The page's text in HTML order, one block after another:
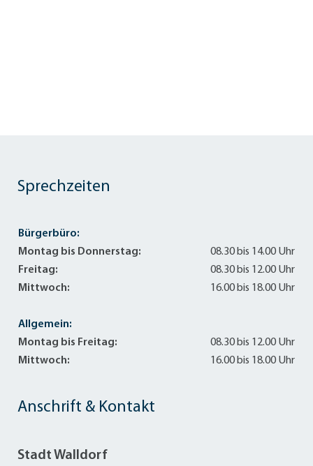
Anschrift & Kontakt
Stadt Walldorf
Sprechzeiten
Bürgerbüro:
Montag bis Donnerstag:
08.30 bis 14.00 Uhr
Freitag:
08.30 bis 12.00 Uhr
Mittwoch:
16.00 bis 18.00 Uhr
Allgemein:
Montag bis Freitag:
08.30 bis 12.00 Uhr
Mittwoch:
16.00 bis 18.00 Uhr